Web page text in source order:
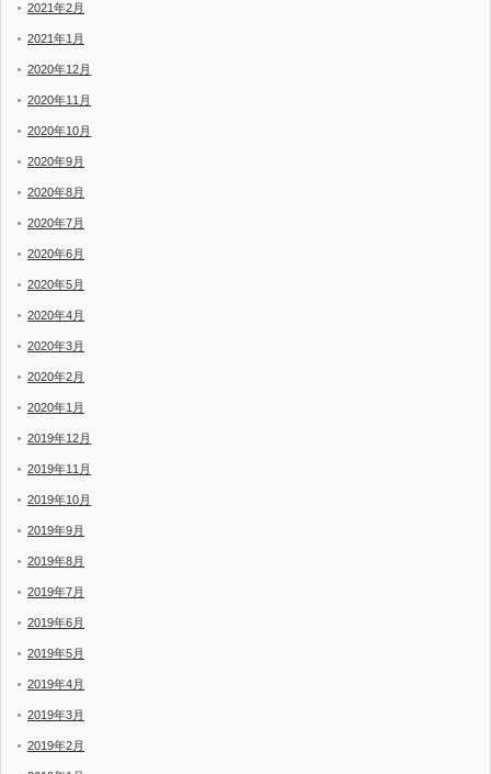
2021年2月
2021年1月
2020年12月
2020年11月
2020年10月
2020年9月
2020年8月
2020年7月
2020年6月
2020年5月
2020年4月
2020年3月
2020年2月
2020年1月
2019年12月
2019年11月
2019年10月
2019年9月
2019年8月
2019年7月
2019年6月
2019年5月
2019年4月
2019年3月
2019年2月